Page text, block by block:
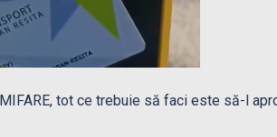
tot ce trebuie să faci este să-l